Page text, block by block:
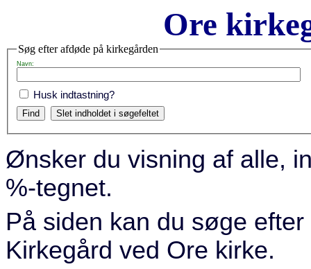
Ore
Søg efter afdøde på kirkegården
Navn:
Husk indtastning?
Ønsker du visning af alle,
%-tegnet.
På siden kan du søge
Kirkegård ved Ore kirke.